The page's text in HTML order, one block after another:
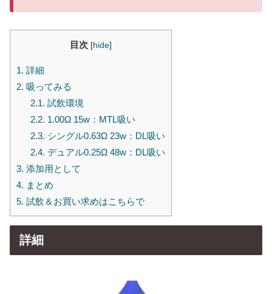
目次 [hide]
1. 詳細
2. 吸ってみる
2.1. 試飲環境
2.2. 1.00Ω 15w：MTL吸い
2.3. シングル0.63Ω 23w：DL吸い
2.4. デュアル0.25Ω 48w：DL吸い
3. 添加用として
4. まとめ
5. 試飲＆お買い求めはこちらで
詳細